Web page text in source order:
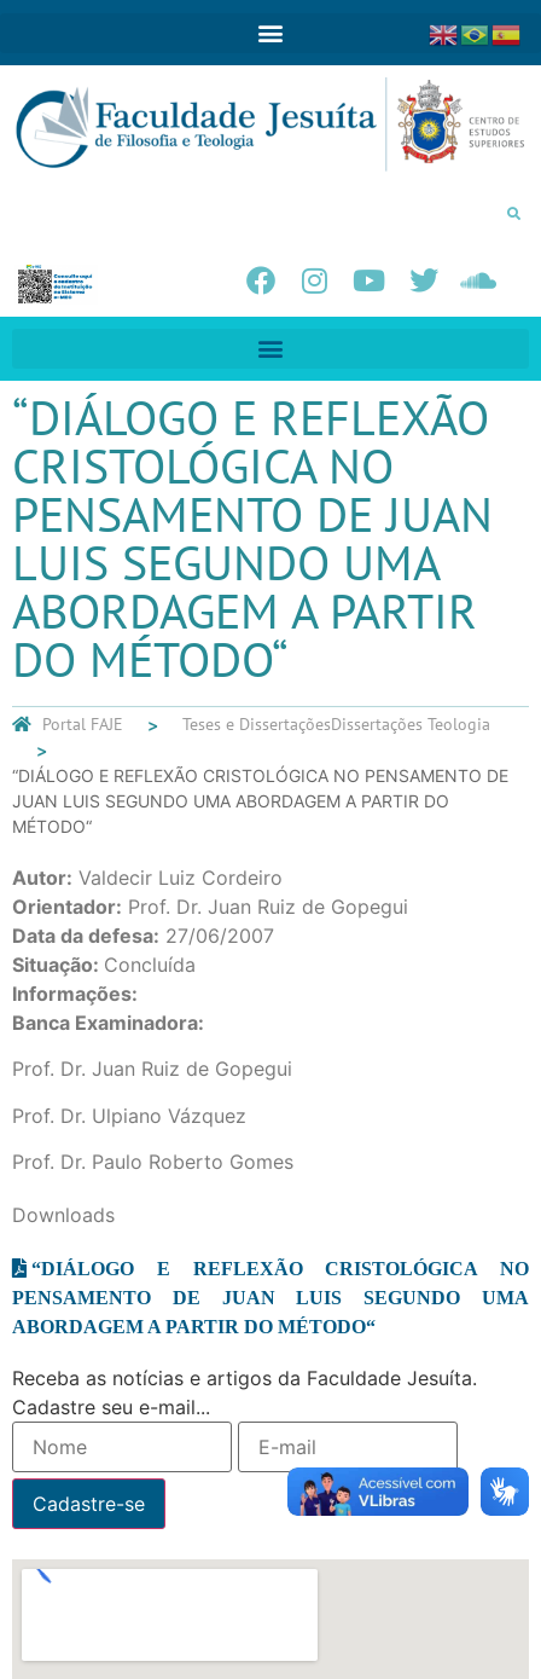
“DIÁLOGO E REFLEXÃO
CRISTOLÓGICA NO
PENSAMENTO DE JUAN
LUIS SEGUNDO UMA
ABORDAGEM A PARTIR
DO MÉTODO“
Portal FAJE Teses e DissertaçõesDissertações Teologia
“DIÁLOGO E REFLEXÃO CRISTOLÓGICA NO PENSAMENTO DE
JUAN LUIS SEGUNDO UMA ABORDAGEM A PARTIR DO
MÉTODO“
Autor: Valdecir Luiz Cordeiro
Orientador: Prof. Dr. Juan Ruiz de Gopegui
Data da defesa: 27/06/2007
Situação: Concluída
Informações:
Banca Examinadora:
Prof. Dr. Juan Ruiz de Gopegui
Prof. Dr. Ulpiano Vázquez
Prof. Dr. Paulo Roberto Gomes
Downloads
“DIÁLOGO E REFLEXÃO CRISTOLÓGICA NO
PENSAMENTO DE JUAN LUIS SEGUNDO UMA
ABORDAGEM A PARTIR DO MÉTODO“
Receba as notícias e artigos da Faculdade Jesuíta.
Cadastre seu e-mail...